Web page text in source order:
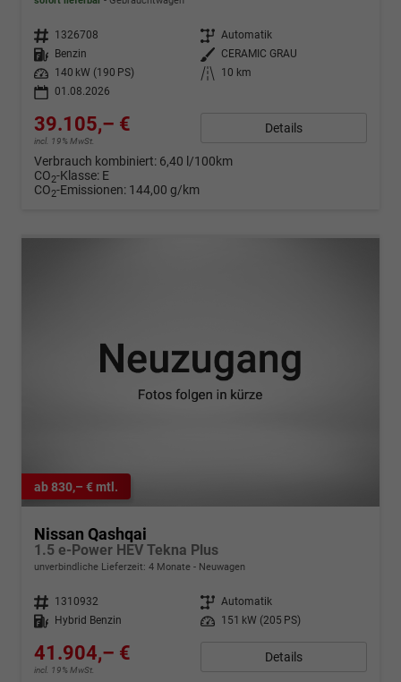
Fahrzeugnr. 1326708 Getriebe Automatik
Kraftstoff
Benzin Außenfarbe CERAMIC GRAU
Leistung
140 kW (190 PS) Kilometerstand
10 km
01.08.2026
39.105,– €
incl. 19% MwSt.
Details
Verbrauch kombiniert: 6,40 l/100km
CO2-Klasse: E
CO2-Emissionen: 144,00 g/km
ab 830,– € mtl.
Nissan Qashqai
1.5 e-Power HEV Tekna Plus
unverbindliche Lieferzeit: 4 Monate Neuwagen
Fahrzeugnr. 1310932 Getriebe Automatik
Kraftstoff
Hybrid Benzin Leistung 151 kW (205 PS)
41.904,– €
incl. 19% MwSt.
Details